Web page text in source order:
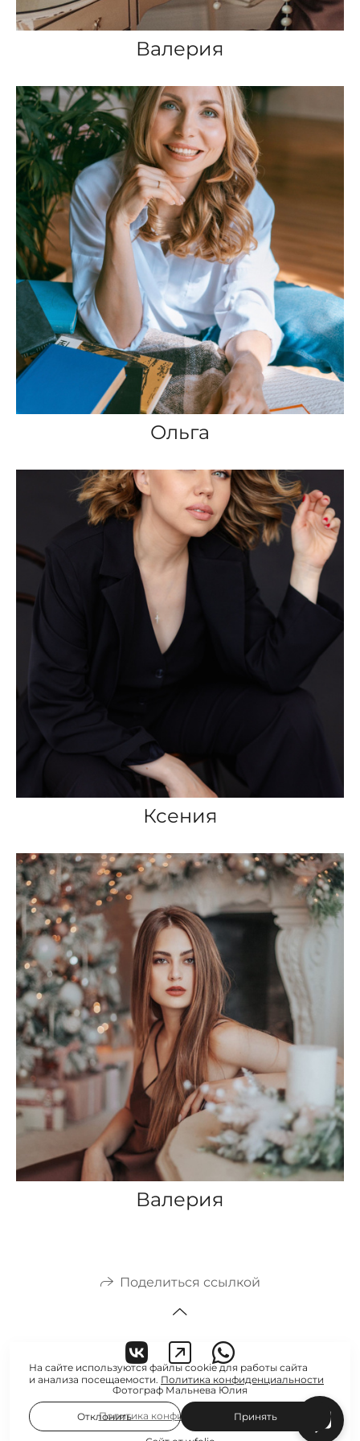
Валерия
Ольга
Ксения
Валерия
Поделиться ссылкой
Фотограф Мальнева Юлия
Политика конфиденциальности
На сайте используются файлы cookie для работы сайта
и анализа посещаемости. Политика конфиденциальности
Отклонить Принять